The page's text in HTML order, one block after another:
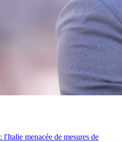
menacée de mesures de